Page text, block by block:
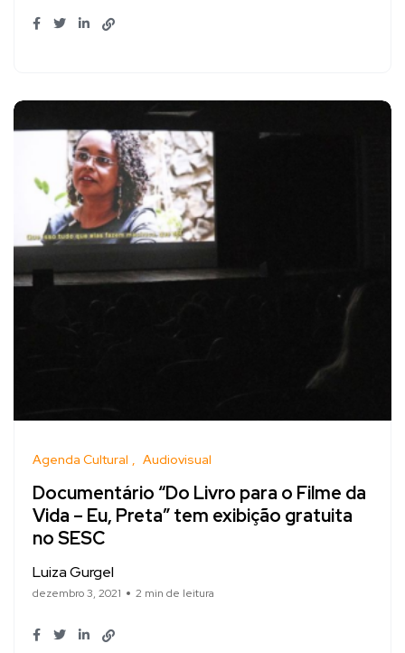
Agenda Cultural Audiovisual
Documentário “Do Livro para o Filme da
Vida – Eu, Preta” tem exibição gratuita
no SESC
Luiza Gurgel
dezembro 3, 2021 2 min de leitura